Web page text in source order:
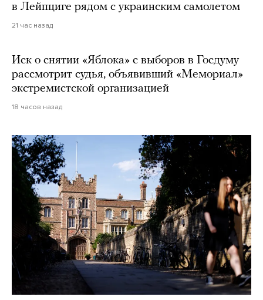
в Лейпциге рядом с украинским самолетом
21 час назад
Иск о снятии «Яблока» с выборов в Госдуму
рассмотрит судья, объявивший «Мемориал»
экстремистской организацией
18 часов назад